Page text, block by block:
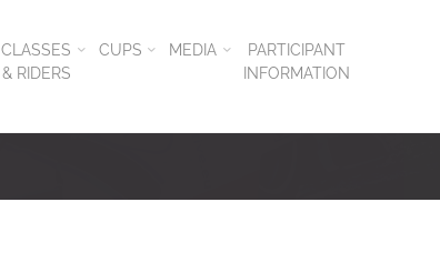
CLASSES
& RIDERS
CUPS MEDIA
PARTICIPANT
INFORMATION